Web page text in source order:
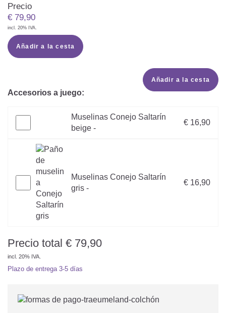
Precio
€ 79,90
incl. 20% IVA.
Añadir a la cesta
Añadir a la cesta
Accesorios a juego:
Muselinas Conejo Saltarín
beige -
€ 16,90
Muselinas Conejo Saltarín
gris -
€ 16,90
Precio total € 79,90
incl. 20% IVA.
Plazo de entrega 3-5 días